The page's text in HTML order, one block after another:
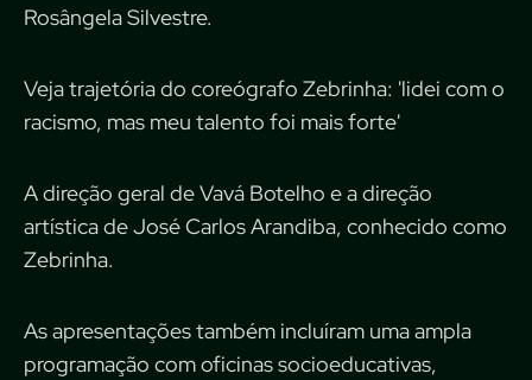
Rosângela Silvestre.
Veja trajetória do coreógrafo Zebrinha: 'lidei com o
racismo, mas meu talento foi mais forte'
A direção geral de Vavá Botelho e a direção
artística de José Carlos Arandiba, conhecido como
Zebrinha.
As apresentações também incluíram uma ampla
programação com oficinas socioeducativas,